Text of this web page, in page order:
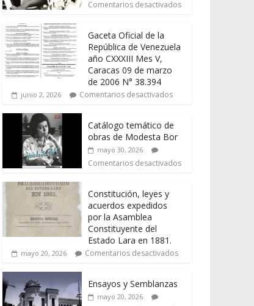
Comentarios desactivados
Gaceta Oficial de la
República de Venezuela
año CXXXIII Mes V,
Caracas 09 de marzo
de 2006 N° 38.394
junio 2, 2026 Comentarios desactivados
Catálogo temático de
obras de Modesta Bor
mayo 30, 2026
Comentarios desactivados
Constitución, leyes y
acuerdos expedidos
por la Asamblea
Constituyente del
Estado Lara en 1881.
mayo 20, 2026 Comentarios desactivados
Ensayos y Semblanzas
mayo 20, 2026